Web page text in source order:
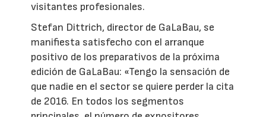
visitantes profesionales.
Stefan Dittrich, director de GaLaBau, se
manifiesta satisfecho con el arranque
positivo de los preparativos de la próxima
edición de GaLaBau: «Tengo la sensación de
que nadie en el sector se quiere perder la cita
de 2016. En todos los segmentos